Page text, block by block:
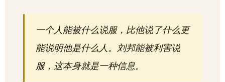
一个人能被什么说服，比他说了什么更
能说明他是什么人。刘邦能被利害说
服，这本身就是一种信息。